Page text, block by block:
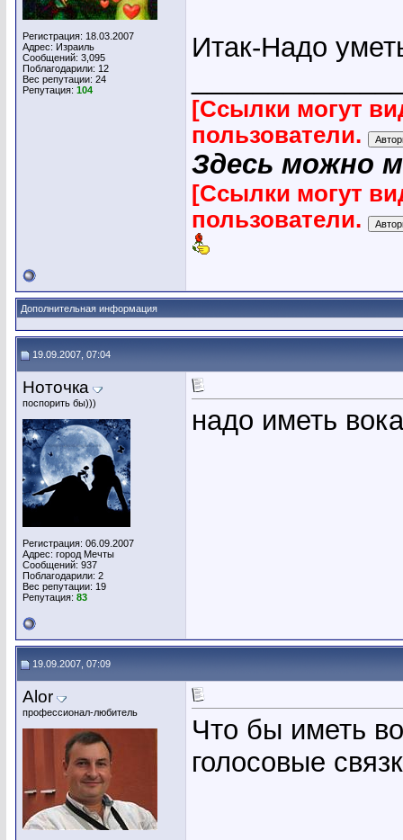
Регистрация: 18.03.2007
Адрес: Израиль
Сообщений: 3,095
Поблагодарили: 12
Вес репутации: 24
Репутация: 104
Итак-Надо
[Ссылки могут
пользователи.
Здесь можно
[Ссылки могут
пользователи.
Дополнительная информация
19.09.2007, 07:04
Ноточка
поспорить бы)))
Регистрация: 06.09.2007
Адрес: город Мечты
Сообщений: 937
Поблагодарили: 2
Вес репутации: 19
Репутация: 83
надо иметь
19.09.2007, 07:09
Alor
профессионал-любитель
Что бы иметь
голосовые